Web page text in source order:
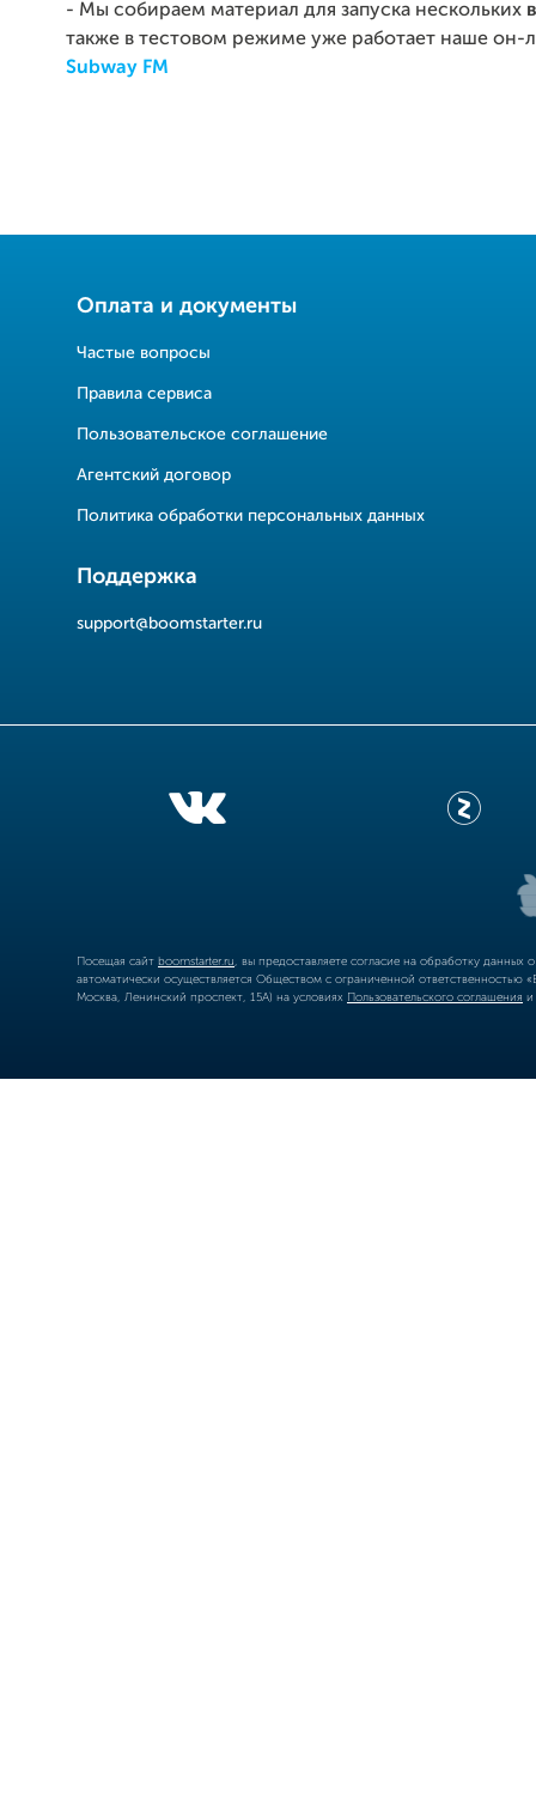
- Мы собираем материал для запуска нескольких
также в тестовом режиме уже работает наше он-
Subway FM
Оплата и документы
Частые вопросы
Правила сервиса
Пользовательское соглашение
Агентский договор
Политика обработки персональных данных
Поддержка
support@boomstarter.ru
Посещая сайт boomstarter.ru , вы предоставляете согласие на обработку
автоматически осуществляется Обществом с ограниченной
Москва, Ленинский проспект, 15А) на условиях Пользовательского соглашения и